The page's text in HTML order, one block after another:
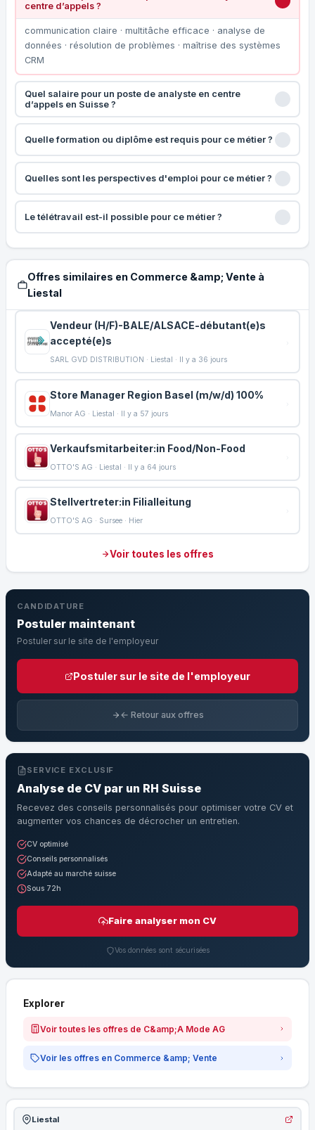
centre d’appels ?
communication claire · multitâche efficace · analyse de
données · résolution de problèmes · maîtrise des systèmes
CRM
Quel salaire pour un poste de analyste en centre
d’appels en Suisse ?
Quelle formation ou diplôme est requis pour ce métier ?
Quelles sont les perspectives d'emploi pour ce métier ?
Le télétravail est-il possible pour ce métier ?
Offres similaires en Commerce &amp; Vente à
Liestal
Vendeur (H/F)-BALE/ALSACE-débutant(e)s
accepté(e)s
SARL GVD DISTRIBUTION · Liestal · Il y a 36 jours
Store Manager Region Basel (m/w/d) 100%
Manor AG · Liestal · Il y a 57 jours
Verkaufsmitarbeiter:in Food/Non-Food
OTTO'S AG · Liestal · Il y a 64 jours
Stellvertreter:in Filialleitung
OTTO'S AG · Sursee · Hier
Voir toutes les offres
CANDIDATURE
Postuler maintenant
Postuler sur le site de l'employeur
Postuler sur le site de l'employeur
← Retour aux offres
SERVICE EXCLUSIF
Analyse de CV par un RH Suisse
Recevez des conseils personnalisés pour optimiser votre CV et
augmenter vos chances de décrocher un entretien.
CV optimisé
Conseils personnalisés
Adapté au marché suisse
Sous 72h
Faire analyser mon CV
Vos données sont sécurisées
Explorer
Voir toutes les offres de C&amp;A Mode AG
Voir les offres en Commerce &amp; Vente
Liestal